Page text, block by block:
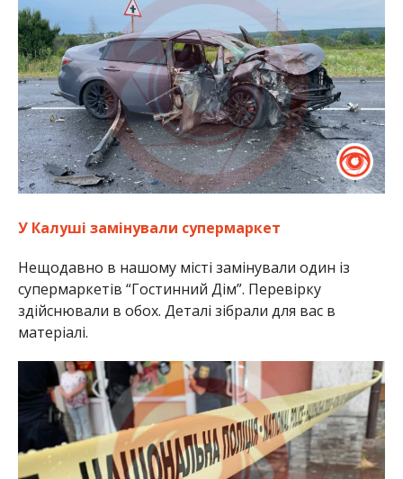
У Калуші замінували супермаркет
Нещодавно в нашому місті замінували один із
супермаркетів “Гостинний Дім”. Перевірку
здійснювали в обох. Деталі зібрали для вас в
матеріалі.